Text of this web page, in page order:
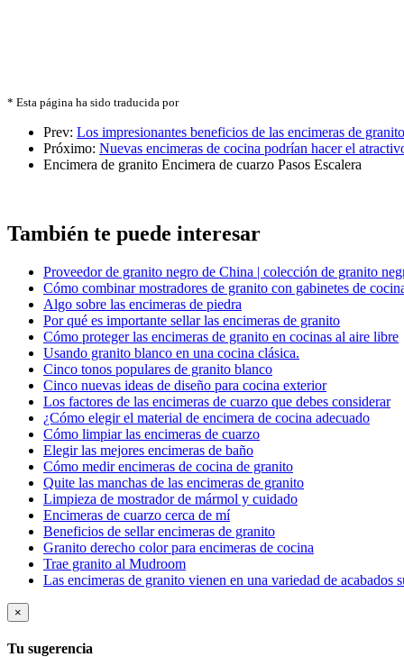
* Esta página ha sido traducida por
Prev: Los impresionantes beneficios de las encimeras de granito
Próximo: Nuevas encimeras de cocina podrían hacer el
Encimera de granito Encimera de cuarzo Pasos Escalera
También te puede interesar
Proveedor de granito negro de China | colección de granito
Cómo combinar mostradores de granito con gabinetes de
Algo sobre las encimeras de piedra
Por qué es importante sellar las encimeras de granito
Cómo proteger las encimeras de granito en cocinas al aire libre
Usando granito blanco en una cocina clásica.
Cinco tonos populares de granito blanco
Cinco nuevas ideas de diseño para cocina exterior
Los factores de las encimeras de cuarzo que debes considerar
¿Cómo elegir el material de encimera de cocina adecuado
Cómo limpiar las encimeras de cuarzo
Elegir las mejores encimeras de baño
Cómo medir encimeras de cocina de granito
Quite las manchas de las encimeras de granito
Limpieza de mostrador de mármol y cuidado
Encimeras de cuarzo cerca de mí
Beneficios de sellar encimeras de granito
Granito derecho color para encimeras de cocina
Trae granito al Mudroom
Las encimeras de granito vienen en una variedad de
×
Tu sugerencia